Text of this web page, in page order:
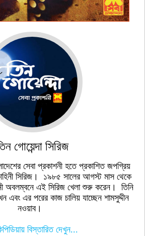
গোয়েন্দা সিরিজ
সেবা প্রকাশনী হতে প্রকাশিত জপগ্রিয়
সিরিজ। ১৯৮৫ সালের আগস্ট মাস থেকে
অবলম্বনে এই সিরিজ খেলা শুরু করেন। তিনি
এবং এর পরের কাজ চালিয় যাচ্ছেন শামসুদ্দীন
নওয়াব।
বিস্তারিত দেখুন...